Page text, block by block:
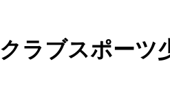
ラブスポーツ